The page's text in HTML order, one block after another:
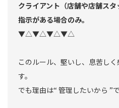
クライアント（店舗や店舗ス
指示がある場合のみ。
▼△▼△▼△▼△
このルール、堅いし、息苦し
す。
でも理由は“ 管理したいから ”